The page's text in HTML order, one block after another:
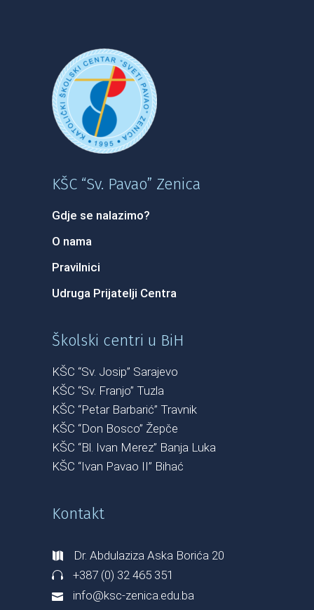
KŠC “Sv. Pavao” Zenica
Gdje se nalazimo?
O nama
Pravilnici
Udruga Prijatelji Centra
Školski centri u BiH
KŠC “Sv. Josip” Sarajevo
KŠC “Sv. Franjo” Tuzla
KŠC “Petar Barbarić” Travnik
KŠC “Don Bosco” Žepče
KŠC “Bl. Ivan Merez” Banja Luka
KŠC “Ivan Pavao II” Bihać
Kontakt
Dr. Abdulaziza Aska Borića 20
+387 (0) 32 465 351
info@ksc-zenica.edu.ba